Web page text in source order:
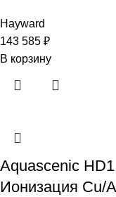
Hayward
143 585 ₽
В корзину
Aquascenic
Ионизация Cu/